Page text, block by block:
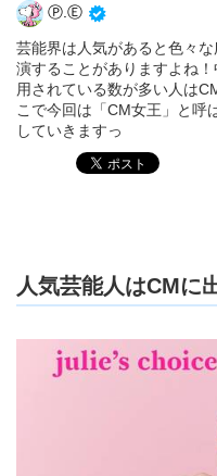
Ⓟ.Ⓔ
芸能界は人気があると色々
演することがありますよね
用されている数が多い人は
こで今回は「CM女王」と呼
していきますっ
人気芸能人はCMに